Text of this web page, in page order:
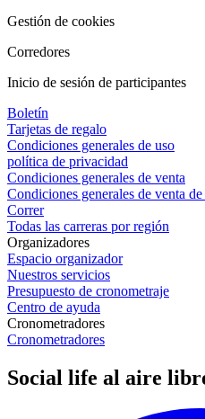
Gestión de cookies
Corredores
Inicio de sesión de participantes
Boletín
Tarjetas de regalo
Condiciones generales de uso
política de privacidad
Condiciones generales de venta
Condiciones generales de venta
Correr
Todas las carreras por región
Organizadores
Espacio organizador
Nuestros servicios
Presupuesto de cronometraje
Centro de ayuda
Cronometradores
Cronometradores
Social life al aire